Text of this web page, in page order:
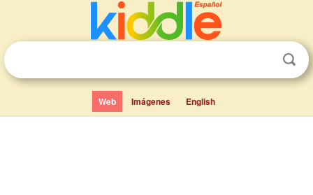
Web Imágenes English